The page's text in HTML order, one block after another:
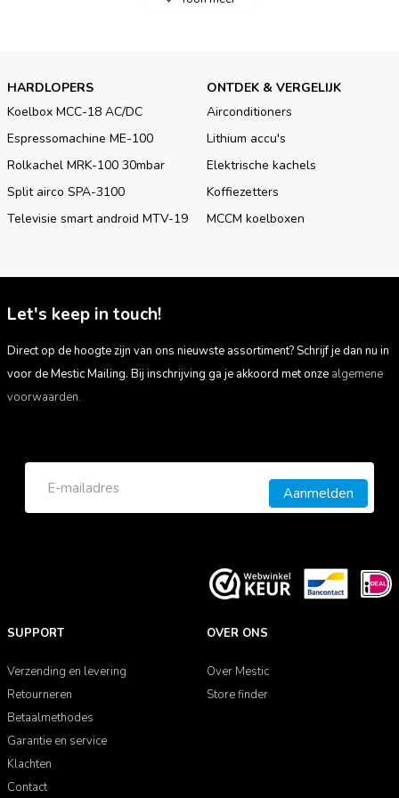
HARDLOPERS
Koelbox MCC-18 AC/DC
Espressomachine ME-100
Rolkachel MRK-100 30mbar
Split airco SPA-3100
Televisie smart android MTV-19
ONTDEK & VERGELIJK
Airconditioners
Lithium accu's
Elektrische kachels
Koffiezetters
MCCM koelboxen
Let's keep in touch!
Direct op de hoogte zijn van ons nieuwste assortiment? Schrijf je dan nu in
voor de Mestic Mailing. Bij inschrijving ga je akkoord met onze algemene
voorwaarden.
Aanmelden
SUPPORT
Verzending en levering
Retourneren
Betaalmethodes
Garantie en service
Klachten
Contact
OVER ONS
Over Mestic
Store finder